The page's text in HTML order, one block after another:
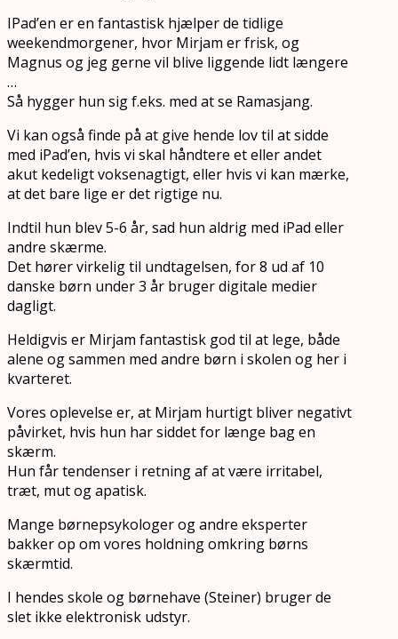
IPad’en er en fantastisk hjælper de tidlige
weekendmorgener, hvor Mirjam er frisk, og
Magnus og jeg gerne vil blive liggende lidt længere
…
Så hygger hun sig f.eks. med at se Ramasjang.
Vi kan også finde på at give hende lov til at sidde
med iPad’en, hvis vi skal håndtere et eller andet
akut kedeligt voksenagtigt, eller hvis vi kan mærke,
at det bare lige er det rigtige nu.
Indtil hun blev 5-6 år, sad hun aldrig med iPad eller
andre skærme.
Det hører virkelig til undtagelsen, for 8 ud af 10
danske børn under 3 år bruger digitale medier
dagligt.
Heldigvis er Mirjam fantastisk god til at lege, både
alene og sammen med andre børn i skolen og her i
kvarteret.
Vores oplevelse er, at Mirjam hurtigt bliver negativt
påvirket, hvis hun har siddet for længe bag en
skærm.
Hun får tendenser i retning af at være irritabel,
træt, mut og apatisk.
Mange børnepsykologer og andre eksperter
bakker op om vores holdning omkring børns
skærmtid.
I hendes skole og børnehave (Steiner) bruger de
slet ikke elektronisk udstyr.